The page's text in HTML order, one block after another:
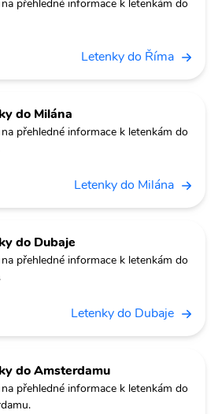
přehledné informace k letenkám do
Letenky do Říma
do Milána
přehledné informace k letenkám do
Letenky do Milána
do Dubaje
přehledné informace k letenkám do
Letenky do Dubaje
do Amsterdamu
přehledné informace k letenkám do